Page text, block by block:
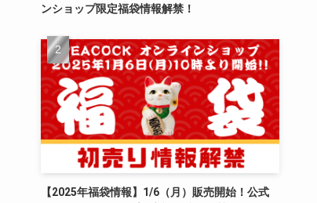
ンショップ限定福袋情報解禁！
【2025年福袋情報】1/6（月）販売開始！公式